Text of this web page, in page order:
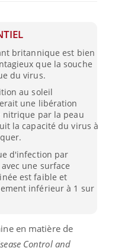
britannique est bien
que la souche
du virus.
au soleil
une libération
nitrique par la peau
la capacité du virus à
d'infection par
une surface
est faible et
inférieur à 1 sur
en matière de
Control and